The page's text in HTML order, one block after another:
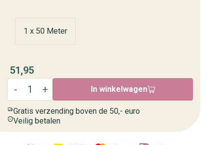
1 x 50 Meter
51,95
In winkelwagen
Gratis verzending boven de 50,- euro
Veilig betalen